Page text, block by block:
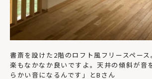
書斎を設けた2階のロフト風フリースペー
楽もなかなか良いですよ。天井の傾斜が音
らかい音になるんです」とBさん